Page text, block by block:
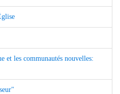
et les communautés nouvelles: